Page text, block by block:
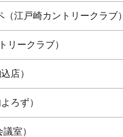
（江戸崎カントリークラブ）
リークラブ）
店）
ろず）
室）